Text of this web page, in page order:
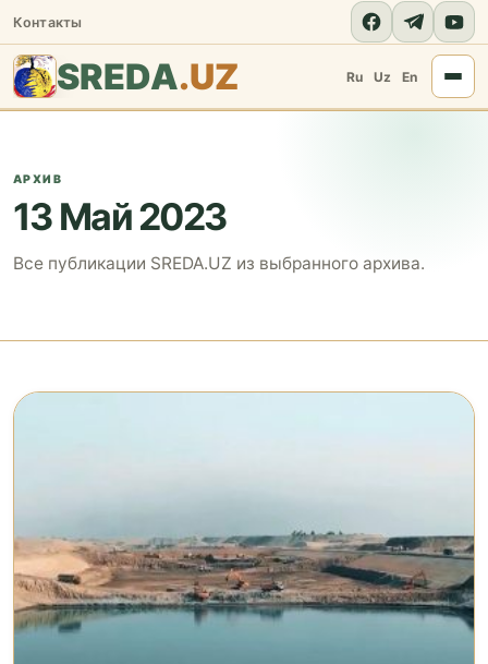
Контакты
SREDA.UZ Ru Uz En
АРХИВ
13 Май 2023
Все публикации SREDA.UZ из выбранного архива.